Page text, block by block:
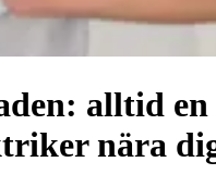
alltid en
nära